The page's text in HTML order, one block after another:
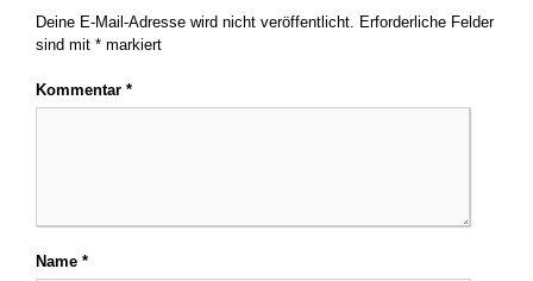
Deine E-Mail-Adresse wird nicht veröffentlicht. Erforderliche Felder
sind mit * markiert
Kommentar *
Name *